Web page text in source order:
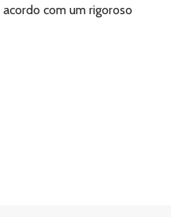
com um rigoroso